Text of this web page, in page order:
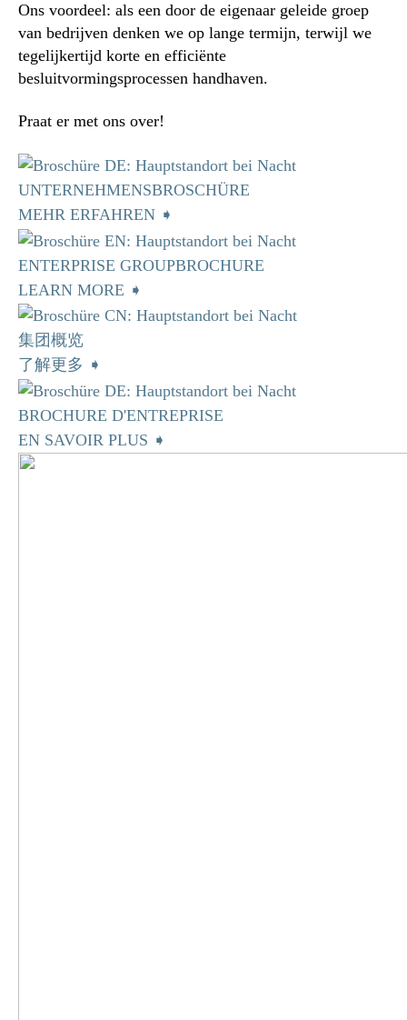
Ons voordeel: als een door de eigenaar geleide groep
van bedrijven denken we op lange termijn, terwijl we
tegelijkertijd korte en efficiënte
besluitvormingsprocessen handhaven.
Praat er met ons over!
UNTERNEHMENSBROSCHÜRE
MEHR ERFAHREN ➧
ENTERPRISE GROUPBROCHURE
LEARN MORE ➧
集团概览
了解更多 ➧
BROCHURE D'ENTREPRISE
EN SAVOIR PLUS ➧